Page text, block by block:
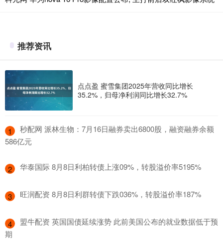
推荐资讯
点点盈 蜜雪集团2025年营收同比增长
35.2%，归母净利润同比增长32.7%
1
​秒配网 派林生物：7月16日融券卖出6800股，融资融券余额
586亿元
2 ​华泰国际 8月8日利柏转债上涨09%，转股溢价率5195%
3 ​旺润配资 8月8日利群转债下跌036%，转股溢价率187%
4
​盟牛配资 英国国债延续涨势 此前美国公布的就业数据低于预
期